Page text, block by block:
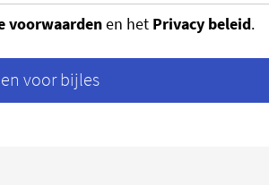
voorwaardenen het Privacy beleid.
voor bijles